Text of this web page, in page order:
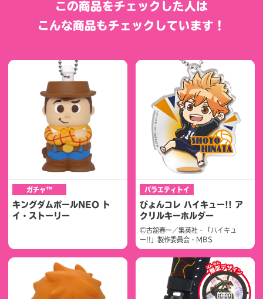
この商品をチェックした人は
こんな商品もチェックしています！
ガチャ™
キングダムポールNEO ト
イ・ストーリー
バラエティトイ
ぴょんコレ ハイキュー!! ア
クリルキーホルダー
©古舘春一／集英社・「ハイキュ
ー!!」製作委員会・MBS